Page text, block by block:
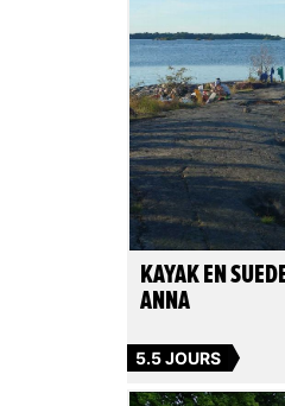
KAYAK EN
ANNA
5.5 JOURS